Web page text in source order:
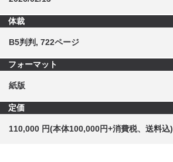
体裁
B5判判, 722ページ
フォーマット
紙版
定価
110,000 円(本体100,000円+消費税、送料込)